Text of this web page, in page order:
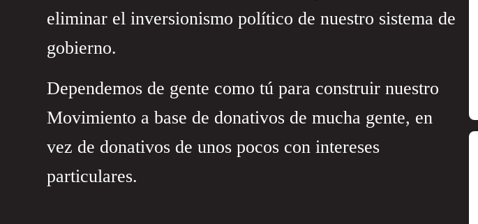
eliminar el inversionismo político de nuestro sistema de
gobierno.
Dependemos de gente como tú para construir nuestro
Movimiento a base de donativos de mucha gente, en
vez de donativos de unos pocos con intereses
particulares.